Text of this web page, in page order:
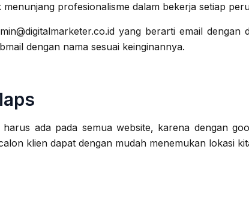
profesionalisme dalam bekerja setiap
yang berarti email dengan
dengan nama sesuai keinginannya.
ada pada semua website, karena dengan
klien dapat dengan mudah menemukan lokasi